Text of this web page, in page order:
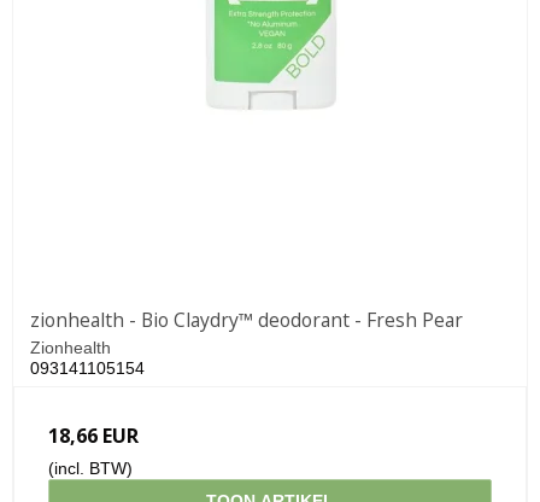
zionhealth - Bio Claydry™ deodorant - Fresh Pear
Zionhealth
093141105154
18,66 EUR
(incl. BTW)